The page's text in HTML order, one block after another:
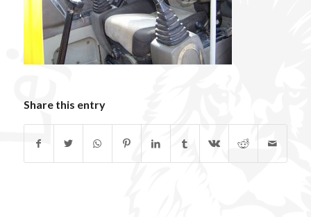
Share this entry